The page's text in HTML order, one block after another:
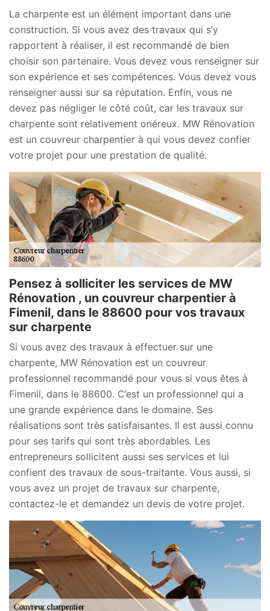
La charpente est un élément important dans une
construction. Si vous avez des travaux qui s’y
rapportent à réaliser, il est recommandé de bien
choisir son partenaire. Vous devez vous renseigner sur
son expérience et ses compétences. Vous devez vous
renseigner aussi sur sa réputation. Enfin, vous ne
devez pas négliger le côté coût, car les travaux sur
charpente sont relativement onéreux. MW Rénovation
est un couvreur charpentier à qui vous devez confier
votre projet pour une prestation de qualité.
Pensez à solliciter les services de MW
Rénovation , un couvreur charpentier à
Fimenil, dans le 88600 pour vos travaux
sur charpente
Si vous avez des travaux à effectuer sur une
charpente, MW Rénovation est un couvreur
professionnel recommandé pour vous si vous êtes à
Fimenil, dans le 88600. C’est un professionnel qui a
une grande expérience dans le domaine. Ses
réalisations sont très satisfaisantes. Il est aussi connu
pour ses tarifs qui sont très abordables. Les
entrepreneurs sollicitent aussi ses services et lui
confient des travaux de sous-traitante. Vous aussi, si
vous avez un projet de travaux sur charpente,
contactez-le et demandez un devis de votre projet.